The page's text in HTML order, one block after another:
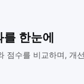
를 한눈에
점수를 비교하며, 개